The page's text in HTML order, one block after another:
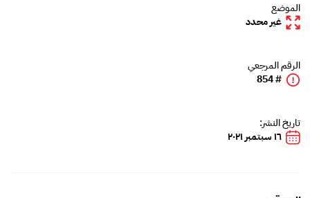
الموضع
غير محدد
الرقم المرجعي
# 854
تاريخ النشر:
١٦ سبتمبر ٢٠٢١